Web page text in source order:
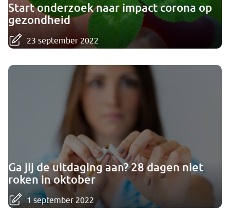
Start onderzoek naar impact corona op
gezondheid
23 september 2022
Ga jij de uitdaging aan? 28 dagen niet
roken in oktober
1 september 2022